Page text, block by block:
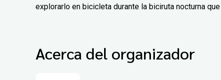
explorarlo en bicicleta durante la biciruta nocturna
Acerca del organizador